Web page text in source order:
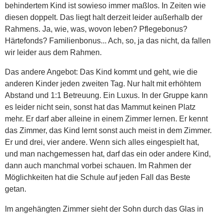
behindertem Kind ist sowieso immer maßlos. In Zeiten wie
diesen doppelt. Das liegt halt derzeit leider außerhalb der
Rahmens. Ja, wie, was, wovon leben? Pflegebonus?
Härtefonds? Familienbonus... Ach, so, ja das nicht, da fallen
wir leider aus dem Rahmen.
Das andere Angebot: Das Kind kommt und geht, wie die
anderen Kinder jeden zweiten Tag. Nur halt mit erhöhtem
Abstand und 1:1 Betreuung. Ein Luxus. In der Gruppe kann
es leider nicht sein, sonst hat das Mammut keinen Platz
mehr. Er darf aber alleine in einem Zimmer lernen. Er kennt
das Zimmer, das Kind lernt sonst auch meist in dem Zimmer.
Er und drei, vier andere. Wenn sich alles eingespielt hat,
und man nachgemessen hat, darf das ein oder andere Kind,
dann auch manchmal vorbei schauen. Im Rahmen der
Möglichkeiten hat die Schule auf jeden Fall das Beste
getan.
Im angehängten Zimmer sieht der Sohn durch das Glas in